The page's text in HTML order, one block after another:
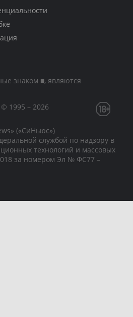
знаком ■, являются
1995 – 2026
(«СиНьюс»)
службой по надзору в
технологий и массовых
за номером Эл № ФС77 –